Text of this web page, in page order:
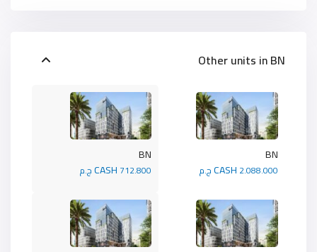
Other units inBN
BN
CASH 712.800 ج.م
BN
CASH 2.088.000 ج.م